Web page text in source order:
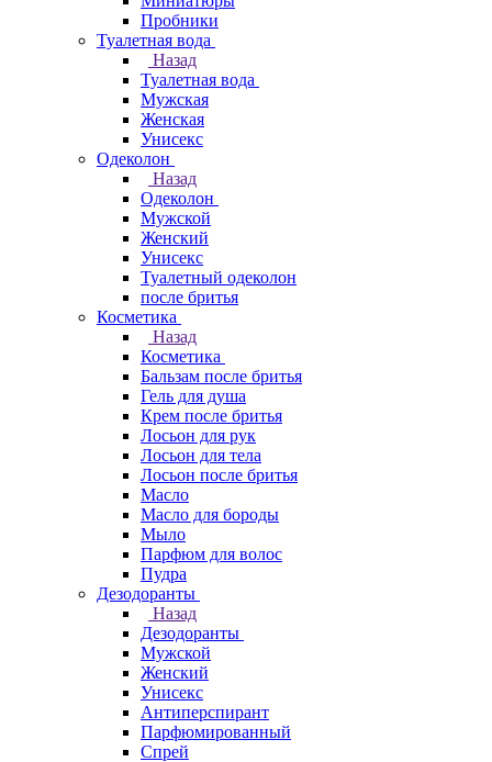
Пробники
Туалетная вода
Назад
Туалетная вода
Мужская
Женская
Унисекс
Одеколон
Назад
Одеколон
Мужской
Женский
Унисекс
Туалетный одеколон
после бритья
Косметика
Назад
Косметика
Бальзам после бритья
Гель для душа
Крем после бритья
Лосьон для рук
Лосьон для тела
Лосьон после бритья
Масло
Масло для бороды
Мыло
Парфюм для волос
Пудра
Дезодоранты
Назад
Дезодоранты
Мужской
Женский
Унисекс
Антиперспирант
Парфюмированный
Спрей